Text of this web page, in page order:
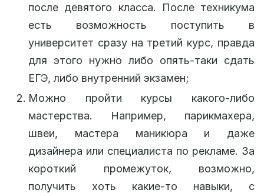
после девятого класса. После техникума
есть возможность поступить в
университет сразу на третий курс, правда
для этого нужно либо опять-таки сдать
ЕГЭ, либо внутренний экзамен;
Можно пройти курсы какого-либо
мастерства. Например, парикмахера,
швеи, мастера маникюра и даже
дизайнера или специалиста по рекламе. За
короткий промежуток, возможно,
получить хоть какие-то навыки, с